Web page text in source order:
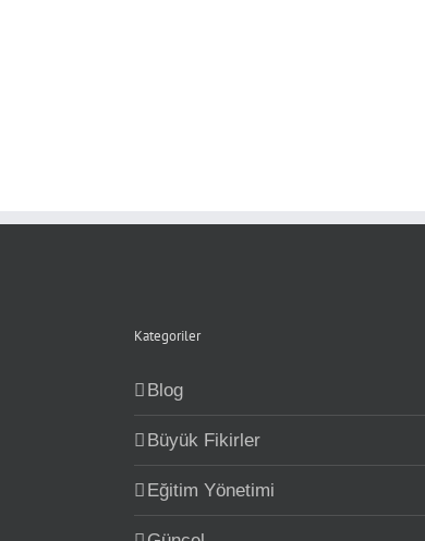
Kategoriler
Blog
Büyük Fikirler
Eğitim Yönetimi